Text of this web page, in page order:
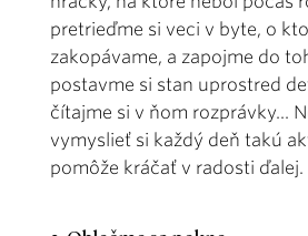
pretrieďme si veci v byte, o
zakopávame, a zapojme do
postavme si stan uprostred
čítajme si v ňom rozprávky...
vymyslieť si každý deň takú
pomôže kráčať v radosti ďalej.